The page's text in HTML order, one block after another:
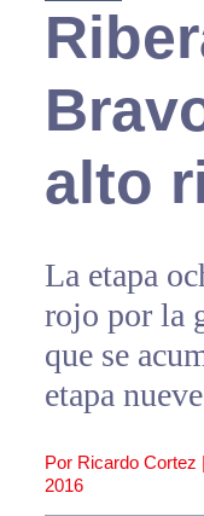
alto
La etapa
rojo por la
que se
etapa nueve
Por Ricardo Cortez
2016